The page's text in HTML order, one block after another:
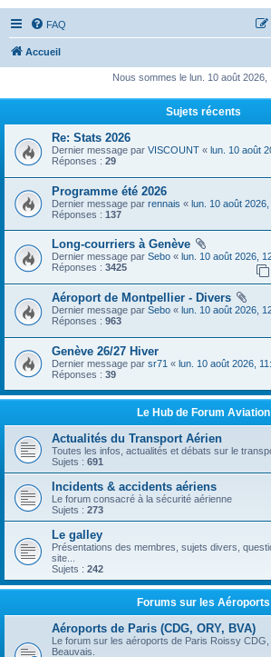
FAQ
Accueil
Nous sommes le lun. 10 août 2026,
Sujets récents
Re: Stats 2026
Dernier message par VISCOUNT « lun. 10 août
Réponses : 29
Programme été 2026
Dernier message par rennais « lun. 10 août
Réponses : 137
Long-courriers à Genève
Dernier message par Sebo « lun. 10 août 2026,
Réponses : 3425
Aéroport de Montpellier - Divers
Dernier message par Sebo « lun. 10 août 2026,
Réponses : 963
Genève 26/27 Hiver
Dernier message par sr71 « lun. 10 août 2026,
Réponses : 39
Le Hub de Forum Aviation
Actualités du Transport Aérien
Toutes les infos, actualités et débats sur le
Sujets : 691
Incidents & accidents aériens
Le forum consacré à la sécurité aérienne
Sujets : 273
Le galley
Présentations des membres, sujets divers,
site...
Sujets : 242
Forums sur les Aéroports
Aéroports de Paris (CDG, ORY, BVA)
Le forum sur les aéroports de Paris Roissy
Beauvais.